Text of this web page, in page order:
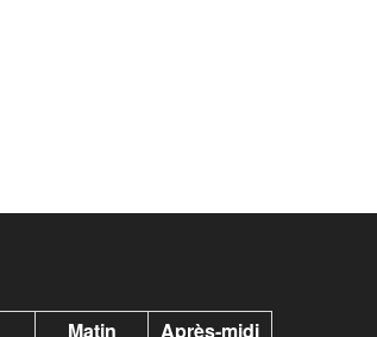
Matin Après-midi